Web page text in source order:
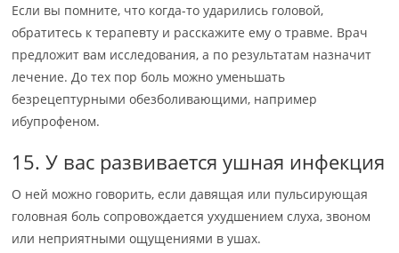
Если вы помните, что когда-то ударились головой,
обратитесь к терапевту и расскажите ему о травме. Врач
предложит вам исследования, а по результатам назначит
лечение. До тех пор боль можно уменьшать
безрецептурными обезболивающими, например
ибупрофеном.
15. У вас развивается ушная инфекция
О ней можно говорить, если давящая или пульсирующая
головная боль сопровождается ухудшением слуха, звоном
или неприятными ощущениями в ушах.